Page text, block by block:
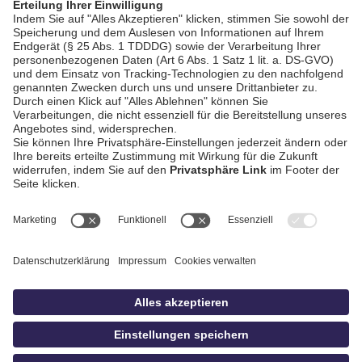
AGB / Gewinnspiele
Datenschutz
Impressum
idowa
Privatsphäre